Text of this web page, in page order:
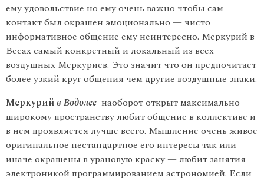
ему удовольствие но ему очень важно чтобы сам
контакт был окрашен эмоционально — чисто
информативное общение ему неинтересно. Меркурий в
Весах самый конкретный и локальный из всех
воздушных Меркуриев. Это значит что он предпочитает
более узкий круг общения чем другие воздушные знаки.
Меркурийв Водолее наоборот открыт максимально
широкому пространству любит общение в коллективе и
в нем проявляется лучше всего. Мышление очень живое
оригинальное нестандартное его интересы так или
иначе окрашены в урановую краску — любит занятия
электроникой программированием астрономией. Если